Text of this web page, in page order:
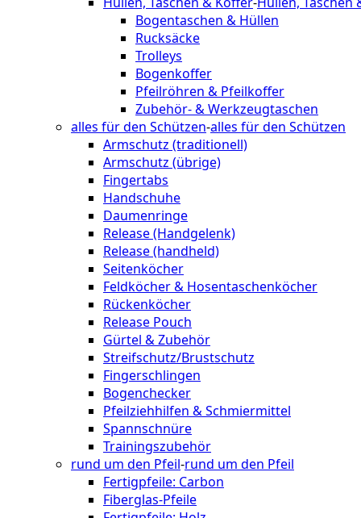
Bogentaschen & Hüllen
Rucksäcke
Trolleys
Bogenkoffer
Pfeilröhren & Pfeilkoffer
Zubehör- & Werkzeugtaschen
alles für den Schützen-alles für den Schützen
Armschutz (traditionell)
Armschutz (übrige)
Fingertabs
Handschuhe
Daumenringe
Release (Handgelenk)
Release (handheld)
Seitenköcher
Feldköcher & Hosentaschenköcher
Rückenköcher
Release Pouch
Gürtel & Zubehör
Streifschutz/Brustschutz
Fingerschlingen
Bogenchecker
Pfeilziehhilfen & Schmiermittel
Spannschnüre
Trainingszubehör
rund um den Pfeil-rund um den Pfeil
Fertigpfeile: Carbon
Fiberglas-Pfeile